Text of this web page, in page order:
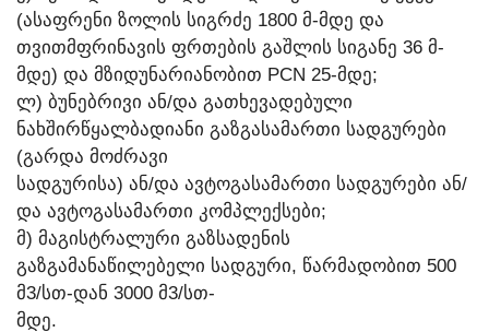
(ᲐᲡᲐᲤᲠᲔᲜᲘ ᲖᲝᲚᲘᲡ ᲡᲘᲒᲠᲫᲔ 1800 Მ-ᲛᲓᲔ ᲓᲐ
ᲗᲕᲘᲗᲛᲤᲠᲘᲜᲐᲕᲘᲡ ᲤᲠᲗᲔᲑᲘᲡ ᲒᲐᲨᲚᲘᲡ ᲡᲘᲒᲐᲜᲔ 36 Მ-
ᲛᲓᲔ) ᲓᲐ ᲛᲖᲘᲓᲣᲜᲐᲠᲘᲐᲜᲝᲑᲘᲗ PCN 25-ᲛᲓᲔ;
Ლ) ᲑᲣᲜᲔᲑᲠᲘᲕᲘ ᲐᲜ/ᲓᲐ ᲒᲐᲗᲮᲔᲕᲐᲓᲔᲑᲣᲚᲘ
ᲜᲐᲮᲨᲘᲠᲬᲧᲐᲚᲑᲐᲓᲘᲐᲜᲘ ᲒᲐᲖᲒᲐᲡᲐᲛᲐᲠᲗᲘ ᲡᲐᲓᲒᲣᲠᲔᲑᲘ
(ᲒᲐᲠᲓᲐ ᲛᲝᲫᲠᲐᲕᲘ
ᲡᲐᲓᲒᲣᲠᲘᲡᲐ) ᲐᲜ/ᲓᲐ ᲐᲕᲢᲝᲒᲐᲡᲐᲛᲐᲠᲗᲘ ᲡᲐᲓᲒᲣᲠᲔᲑᲘ ᲐᲜ/
ᲓᲐ ᲐᲕᲢᲝᲒᲐᲡᲐᲛᲐᲠᲗᲘ ᲙᲝᲛᲞᲚᲔᲥᲡᲔᲑᲘ;
Მ) ᲛᲐᲒᲘᲡᲢᲠᲐᲚᲣᲠᲘ ᲒᲐᲖᲡᲐᲓᲔᲜᲘᲡ
ᲒᲐᲖᲒᲐᲛᲐᲜᲐᲬᲘᲚᲔᲑᲔᲚᲘ ᲡᲐᲓᲒᲣᲠᲘ, ᲬᲐᲠᲛᲐᲓᲝᲑᲘᲗ 500
Მ3/ᲡᲗ-ᲓᲐᲜ 3000 Მ3/ᲡᲗ-
ᲛᲓᲔ.